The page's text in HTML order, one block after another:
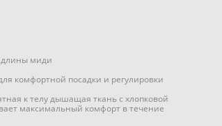
длины миди
комфортной посадки и регулировки
к телу дышащая ткань с хлопковой
максимальный комфорт в течение